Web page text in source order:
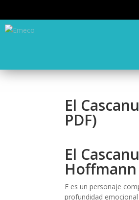
El
PDF)
El
Hoffmann
E es un personaje
profundidad